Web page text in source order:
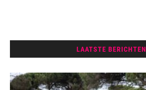
LAATSTE BERICHTEN